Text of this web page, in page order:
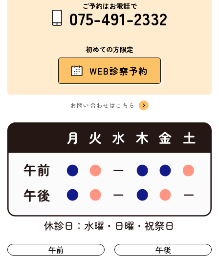
ご予約はお電話で
075-491-2332
初めての方限定
WEB診察予約
お問い合わせはこちら
午前 午後